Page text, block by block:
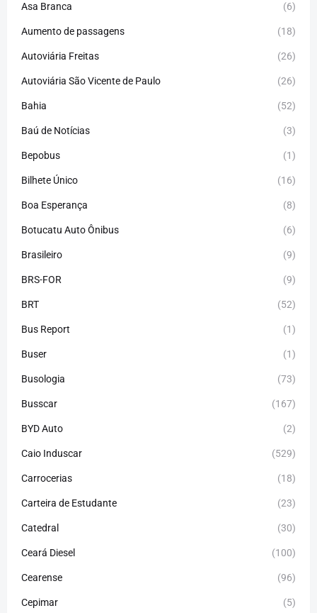
Asa Branca (6)
Aumento de passagens (18)
Autoviária Freitas (26)
Autoviária São Vicente de Paulo (26)
Bahia (52)
Baú de Notícias (3)
Bepobus (1)
Bilhete Único (16)
Boa Esperança (8)
Botucatu Auto Ônibus (6)
Brasileiro (9)
BRS-FOR (9)
BRT (52)
Bus Report (1)
Buser (1)
Busologia (73)
Busscar (167)
BYD Auto (2)
Caio Induscar (529)
Carrocerias (18)
Carteira de Estudante (23)
Catedral (30)
Ceará Diesel (100)
Cearense (96)
Cepimar (5)